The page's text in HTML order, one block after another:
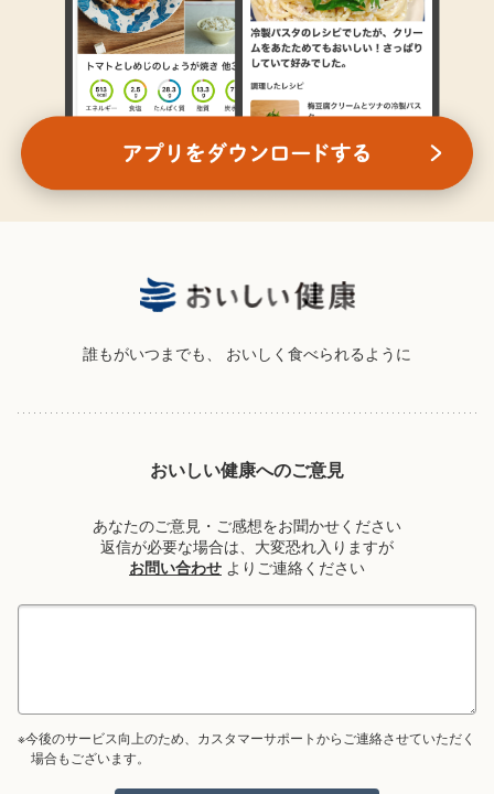
誰もがいつまでも、 おいしく食べられるように
おいしい健康へのご意見
あなたのご意見・ご感想をお聞かせください
返信が必要な場合は、大変恐れ入りますが
お問い合わせ よりご連絡ください
※今後のサービス向上のため、カスタマーサポートからご連絡させていただく
場合もございます。